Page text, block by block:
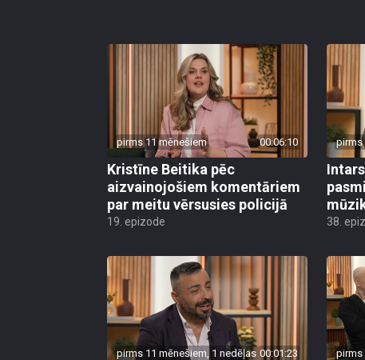
pirms 11 mēnešiem 00:06:10
Kristīne Beitika pēc
aizvainojošiem komentāriem
par meitu vērsusies policijā
19. epizode
pirms
38.
pirms 11 mēnešiem, 1 nedēļas 00:01:23 pirms